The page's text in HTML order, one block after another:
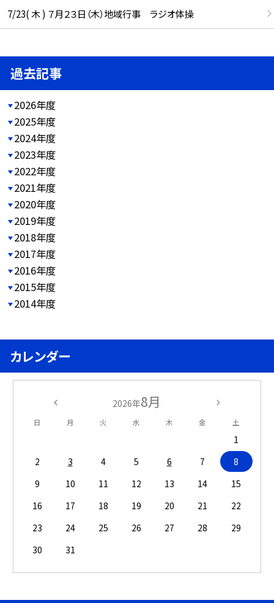
7/23( 木 ) ７月２３日（木）地域行事 ラジオ体操
過去記事
2026年度
2025年度
2024年度
2023年度
2022年度
2021年度
2020年度
2019年度
2018年度
2017年度
2016年度
2015年度
2014年度
カレンダー
2026年8月
日 月 火 水 木 金 土
1
2
3 4 5 6 7
8
9
10 11 12 13 14
15
16
17 18 19 20 21
22
23
24 25 26 27 28
29
30
31